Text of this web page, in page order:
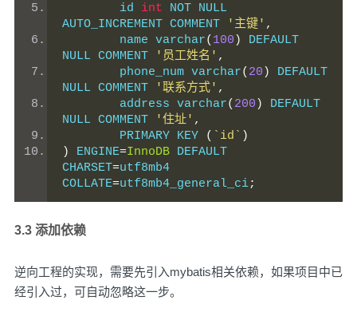
	id
int NOT NULL
AUTO_INCREMENT COMMENT
'主键' ,
	name varchar
( 100 )
DEFAULT
NULL COMMENT
'员工姓名' ,
	phone_num varchar
( 20 )
DEFAULT
NULL COMMENT
'联系方式' ,
	address varchar
( 200 )
DEFAULT
NULL COMMENT
'住址' ,
	PRIMARY KEY
( `id` )
)
ENGINE=InnoDB DEFAULT
CHARSET=utf8mb4
COLLATE=utf8mb4_general_ci;
3.3 添加依赖
逆向工程的实现，需要先引入mybatis相关依赖，如果项目中已
经引入过，可自动忽略这一步。